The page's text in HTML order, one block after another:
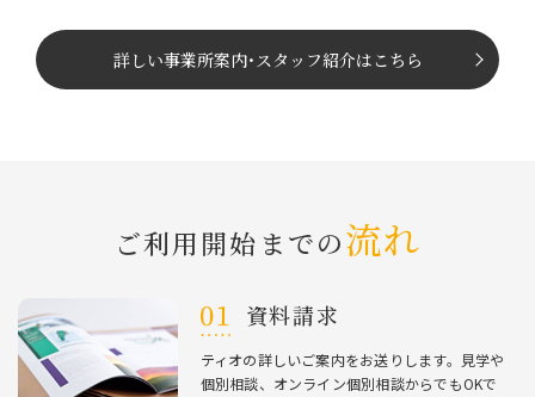
詳しい事業所案内･スタッフ紹介はこちら
ご利⽤開始までの流れ
資料請求
ティオの詳しいご案内をお送りします。⾒学や
個別相談、オンライン個別相談からでもOKで